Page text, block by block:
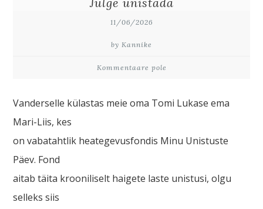
11/06/2026
by Kannike
Kommentaare pole
Vanderselle külastas meie oma Tomi Lukase ema
Mari-Liis, kes
on vabatahtlik heategevusfondis Minu Unistuste
Päev. Fond
aitab täita krooniliselt haigete laste unistusi, olgu
selleks siis